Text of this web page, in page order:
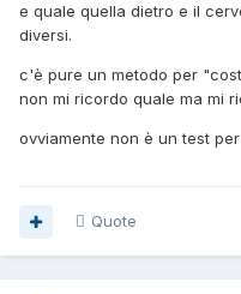
e quale quella dietro e il
diversi.
c'è pure un metodo per
non mi ricordo quale ma mi
ovviamente non è un test
Quote